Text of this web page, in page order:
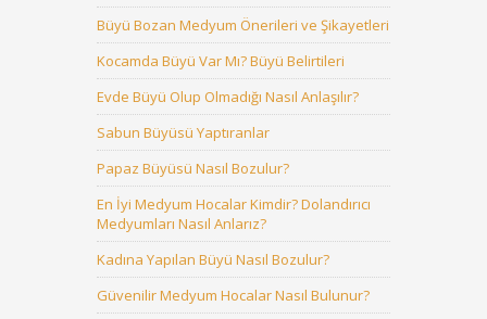
Büyü Bozan Medyum Önerileri ve Şikayetleri
Kocamda Büyü Var Mı? Büyü Belirtileri
Evde Büyü Olup Olmadığı Nasıl Anlaşılır?
Sabun Büyüsü Yaptıranlar
Papaz Büyüsü Nasıl Bozulur?
En İyi Medyum Hocalar Kimdir? Dolandırıcı
Medyumları Nasıl Anlarız?
Kadına Yapılan Büyü Nasıl Bozulur?
Güvenilir Medyum Hocalar Nasıl Bulunur?